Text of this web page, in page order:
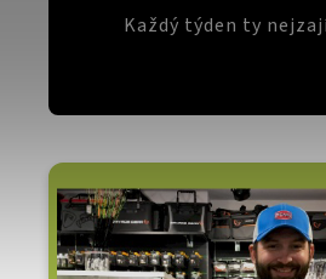
Každý týden ty